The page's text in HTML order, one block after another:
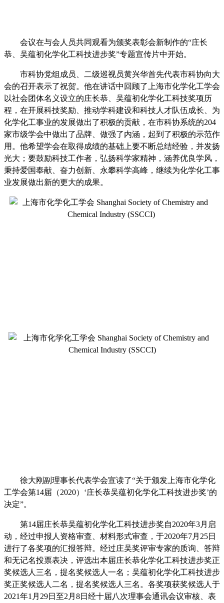
会议在与会人员共同观看为颁奖表彰会新制作的“庄长
恭、吴蕴初化学化工科技进步奖”专题宣传片中开始。
市科协党组成员、二级巡视员黄兴华首先代表市科协向大
会的召开表示了祝贺。他在讲话中回顾了上海市化学化工学会
以社会团体名义设立的庄长恭、吴蕴初化学化工科技奖项历
程，在开展科技奖励、推动学科建设和科技人才队伍成长、为
化学化工事业的发展做出了积极的贡献，在市科协系统的204
家市级学会中做出了品牌、做强了内涵，起到了积极的示范作
用。他希望学会在取得成绩的基础上要不断总结经验，并发扬
光大；要鼓励科技工作者，弘扬科学家精神，涵养优良学风，
秉持爱国奉献、奋力创新、永攀科学高峰，继续为化学化工事
业发展做出新的更大的成果。
徐大刚副理事长代表学会宣读了“关于颁发上海市化学化
工学会第14届（2020） ‘庄长恭吴蕴初化学化工科技进步奖’的
决定”。
第14届庄长恭吴蕴初化学化工科技进步奖自2020年3月启
动，经过申报人资格审查、材料形式审查，于2020年7月 25日
进行了各奖项的汇报答辩。经过庄吴奖评审专家的质询、答辩
和无记名投票表决，评选出本届庄长恭化学化工科技进步奖正
奖候选人三名，提名奖候选人一名；吴蕴初化学化工科技进步
奖正奖候选人二名，提名奖候选人三名。各奖项获奖候选人于
2021年1 月 29日至2 月 8日经十届八次理事会通讯会议审核、表